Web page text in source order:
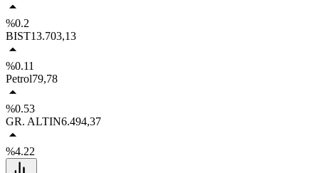
%0.2
BIST13.703,13
%0.11
Petrol79,78
%0.53
GR. ALTIN6.494,37
%4.22